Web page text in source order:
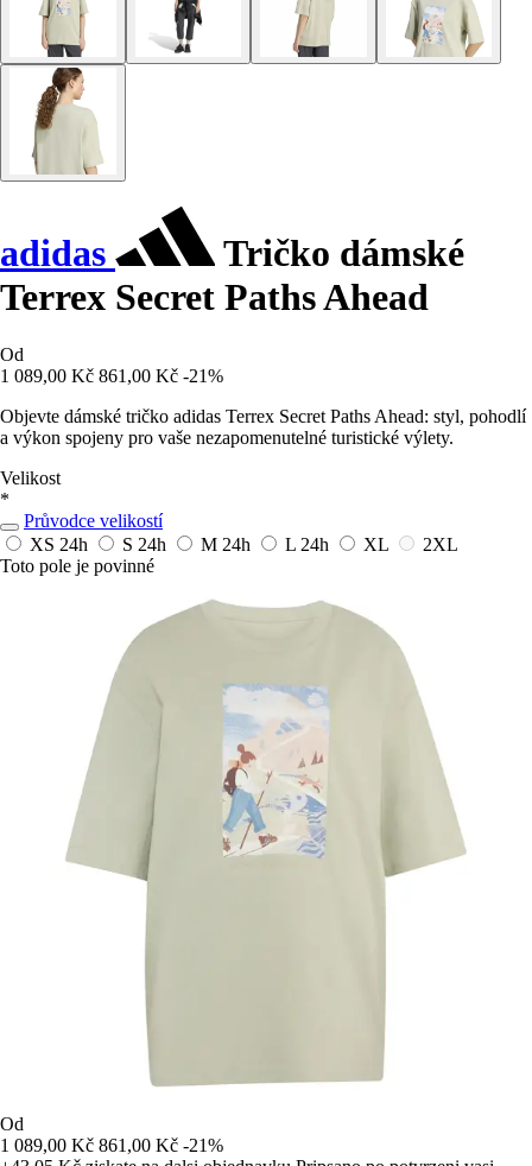
adidas
Tričko dámské
Terrex Secret Paths Ahead
Od
1 089,00 Kč 861,00 Kč -21%
Objevte dámské tričko adidas Terrex Secret Paths Ahead: styl, pohodlí
a výkon spojeny pro vaše nezapomenutelné turistické výlety.
Velikost
*
Průvodce velikostí
XS 24h S 24h M 24h L 24h XL
2XL
Toto pole je povinné
Od
1 089,00 Kč 861,00 Kč -21%